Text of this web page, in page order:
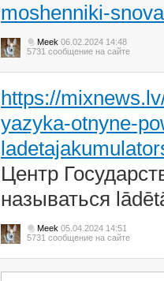
moshenniki-
Meek 06.02.2024 14:48
5731 сообщение на сайте
https://
yazyka-otnyne-
Центр
называться
Meek 05.04.2024 14:51
5731 сообщение на сайте